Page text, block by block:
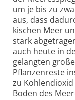
um je bis zu
aus, dass
kischen Meer
stark
auch heute in
gelangten
Pflanzen­reste
zu
Boden des